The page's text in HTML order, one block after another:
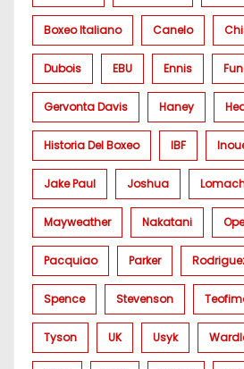
Boxeo Italiano Canelo
Dubois EBU Ennis
Gervonta Davis Haney
Historia Del Boxeo IBF
Jake Paul Joshua
Mayweather Nakatani
Pacquiao Parker
Spence Stevenson
Tyson UK Usyk